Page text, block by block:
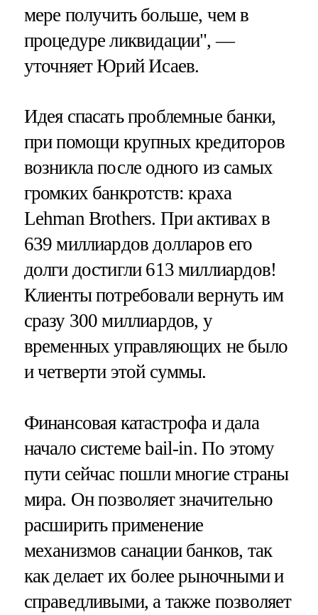
мере получить больше, чем в
процедуре ликвидации", —
уточняет Юрий Исаев.
Идея спасать проблемные банки,
при помощи крупных кредиторов
возникла после одного из самых
громких банкротств: краха
Lehman Brothers. При активах в
639 миллиардов долларов его
долги достигли 613 миллиардов!
Клиенты потребовали вернуть им
сразу 300 миллиардов, у
временных управляющих не было
и четверти этой суммы.
Финансовая катастрофа и дала
начало системе bail-in. По этому
пути сейчас пошли многие страны
мира. Он позволяет значительно
расширить применение
механизмов санации банков, так
как делает их более рыночными и
справедливыми, а также позволяет